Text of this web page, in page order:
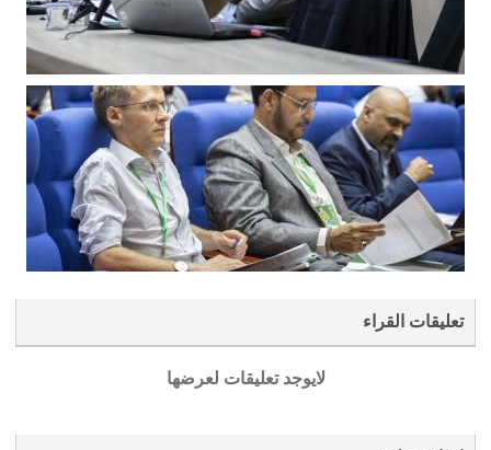
تعليقات القراء
لايوجد تعليقات لعرضها